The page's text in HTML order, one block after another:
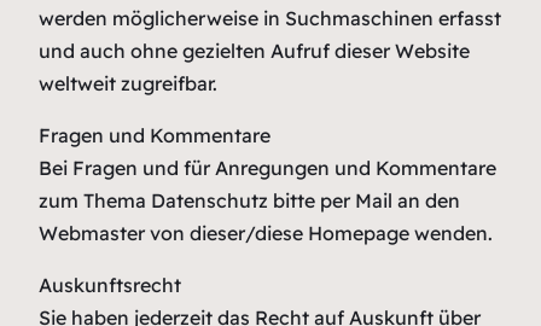
werden möglicherweise in Suchmaschinen erfasst
und auch ohne gezielten Aufruf dieser Website
weltweit zugreifbar.
Fragen und Kommentare
Bei Fragen und für Anregungen und Kommentare
zum Thema Datenschutz bitte per Mail an den
Webmaster von dieser/diese Homepage wenden.
Auskunftsrecht
Sie haben jederzeit das Recht auf Auskunft über